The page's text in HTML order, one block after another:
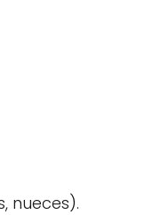
nueces).